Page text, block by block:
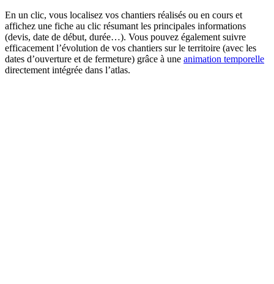
En un clic, vous localisez vos chantiers réalisés ou en cours et
affichez une fiche au clic résumant les principales informations
(devis, date de début, durée…). Vous pouvez également suivre
efficacement l’évolution de vos chantiers sur le territoire (avec les
dates d’ouverture et de fermeture) grâce à une animation temporelle
directement intégrée dans l’atlas.